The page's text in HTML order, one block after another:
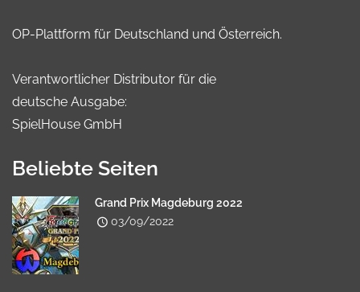
OP-Plattform für Deutschland und Österreich.
Verantwortlicher Distributor für die
deutsche Ausgabe:
SpielHouse GmbH
Beliebte Seiten
Grand Prix Magdeburg 2022
03/09/2022